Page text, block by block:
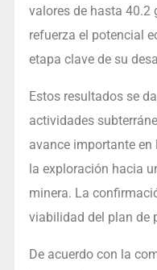
valores de hasta 40.2
refuerza el potencial
etapa clave de su
Estos resultados se
actividades
avance importante
la exploración hacia
minera. La
viabilidad del plan de
De acuerdo con la